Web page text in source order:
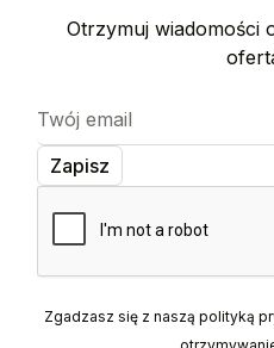
Otrzymuj wiadomości
Zgadzasz się z naszą polityką